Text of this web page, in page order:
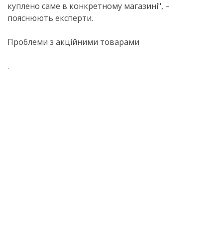
куплено саме в конкретному магазині", –
пояснюють експерти.
Проблеми з акційними товарами
.